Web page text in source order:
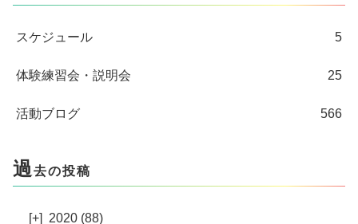
スケジュール 5
体験練習会・説明会 25
活動ブログ 566
過 去の投稿
[+] 2020 (88)